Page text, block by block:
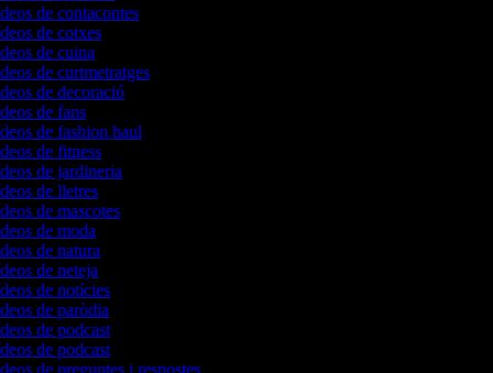
de contacontes
de cotxes
de cuina
de curtmetratges
de decoració
de fans
de fashion haul
de fitness
de jardineria
de lletres
de mascotes
de moda
de natura
de neteja
de notícies
de paròdia
de podcast
de podcast